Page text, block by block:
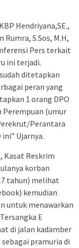
Hendriyana,SE.,
S.Sos, M.H,
Pers terkait
ini terjadi.
ditetapkan
peran yang
1 orang DPO
Perempuan (umur
Perantara
Ujarnya.
Kasat Reskrim
korban
tahun) melihat
kemudian
untuk menawarkan
E
di jalan kadamber
pramuria di